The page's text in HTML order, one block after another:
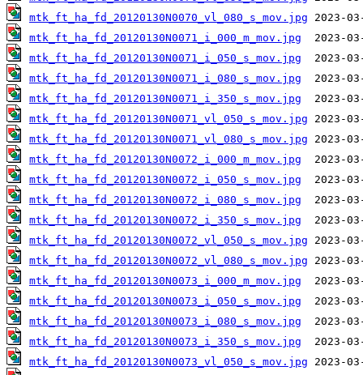
mtk_ft_ha_fd_20120130N0070_vl_080_s_mov.jpg
mtk_ft_ha_fd_20120130N0071_i_000_m_mov.jpg
mtk_ft_ha_fd_20120130N0071_i_050_s_mov.jpg
mtk_ft_ha_fd_20120130N0071_i_080_s_mov.jpg
mtk_ft_ha_fd_20120130N0071_i_350_s_mov.jpg
mtk_ft_ha_fd_20120130N0071_vl_050_s_mov.jpg
mtk_ft_ha_fd_20120130N0071_vl_080_s_mov.jpg
mtk_ft_ha_fd_20120130N0072_i_000_m_mov.jpg
mtk_ft_ha_fd_20120130N0072_i_050_s_mov.jpg
mtk_ft_ha_fd_20120130N0072_i_080_s_mov.jpg
mtk_ft_ha_fd_20120130N0072_i_350_s_mov.jpg
mtk_ft_ha_fd_20120130N0072_vl_050_s_mov.jpg
mtk_ft_ha_fd_20120130N0072_vl_080_s_mov.jpg
mtk_ft_ha_fd_20120130N0073_i_000_m_mov.jpg
mtk_ft_ha_fd_20120130N0073_i_050_s_mov.jpg
mtk_ft_ha_fd_20120130N0073_i_080_s_mov.jpg
mtk_ft_ha_fd_20120130N0073_i_350_s_mov.jpg
mtk_ft_ha_fd_20120130N0073_vl_050_s_mov.jpg